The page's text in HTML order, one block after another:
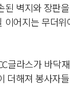
된 벽지와 장판
어지는 무더
글라스가 바닥
더해져 봉사자